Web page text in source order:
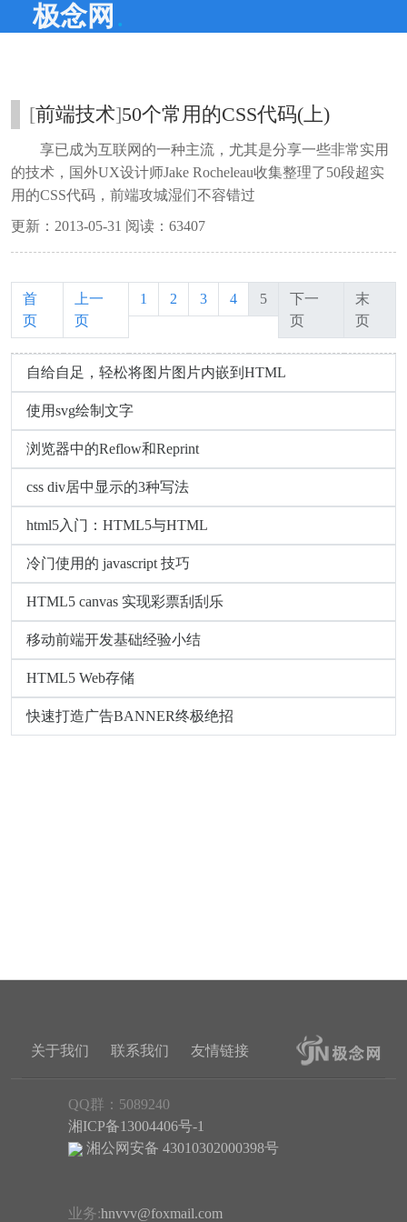
极念网 .
[前端技术]50个常用的CSS代码(上)
享已成为互联网的一种主流，尤其是分享一些非常实用
的技术，国外UX设计师Jake Rocheleau收集整理了50段超实
用的CSS代码，前端攻城湿们不容错过
更新：2013-05-31 阅读：63407
首
页
上一
页
1 2 3 4 5
下一
页
末
页
自给自足，轻松将图片图片内嵌到HTML
使用svg绘制文字
浏览器中的Reflow和Reprint
css div居中显示的3种写法
html5入门：HTML5与HTML
冷门使用的 javascript 技巧
HTML5 canvas 实现彩票刮刮乐
移动前端开发基础经验小结
HTML5 Web存储
快速打造广告BANNER终极绝招
关于我们 联系我们 友情链接
QQ群：5089240
湘ICP备13004406号-1
湘公网安备 43010302000398号
业务:hnvvv@foxmail.com